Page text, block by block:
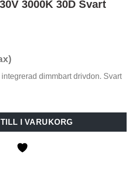
3000K 30D Svart
dimmbart drivdon. Svart
30D Svart mängd
I VARUKORG